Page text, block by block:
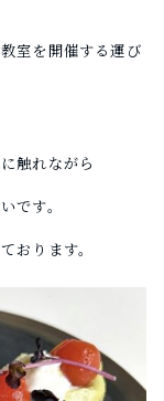
室を開催する運び
触れながら
です。
おります。